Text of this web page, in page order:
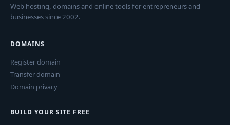
Web hosting, domains and online tools for entrepreneurs and
businesses since 2002.
DOMAINS
Register domain
Transfer domain
Domain privacy
BUILD YOUR SITE FREE